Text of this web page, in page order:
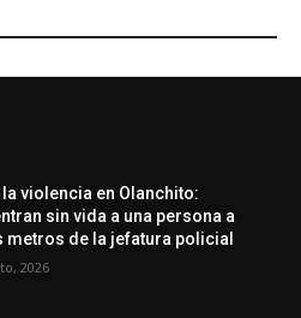
violencia en Olanchito:
sin vida a una persona a
metros de la jefatura policial
2026